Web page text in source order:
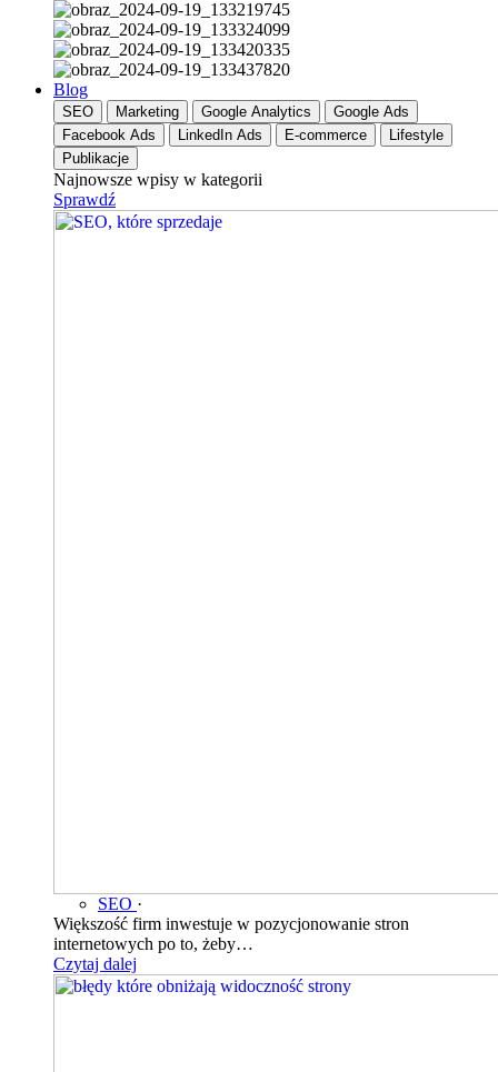
Blog
SEO Marketing Google Analytics
Google Ads
Facebook Ads
LinkedIn Ads E-commerce
Lifestyle
Publikacje
Najnowsze wpisy w kategorii
Sprawdź
SEO ·
Większość firm inwestuje w pozycjonowanie stron
internetowych po to, żeby…
Czytaj dalej